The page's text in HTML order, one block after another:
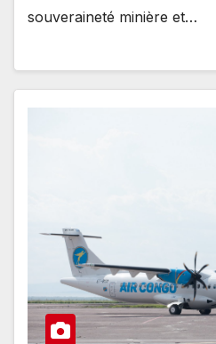
souveraineté minière et…